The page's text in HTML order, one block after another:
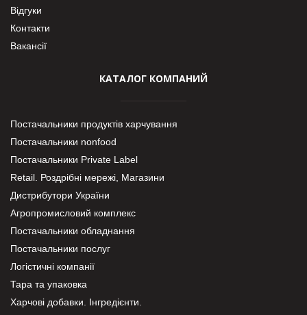
Відгуки
Контакти
Вакансії
КАТАЛОГ КОМПАНИЙ
Постачальники продуктів харчування
Постачальники nonfood
Постачальники Private Label
Retail. Роздрібні мережі, Магазини
Дистрибутори України
Агропромисловий комплекс
Постачальники обладнання
Постачальники послуг
Логістичні компанії
Тара та упаковка
Харчові добавки. Інгредієнти.